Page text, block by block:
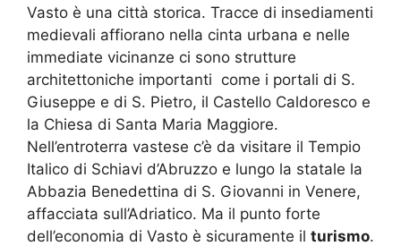
Vasto è una città storica. Tracce di insediamenti
medievali affiorano nella cinta urbana e nelle
immediate vicinanze ci sono strutture
architettoniche importanti come i portali di S.
Giuseppe e di S. Pietro, il Castello Caldoresco e
la Chiesa di Santa Maria Maggiore.
Nell’entroterra vastese c’è da visitare il Tempio
Italico di Schiavi d’Abruzzo e lungo la statale la
Abbazia Benedettina di S. Giovanni in Venere,
affacciata sull’Adriatico. Ma il punto forte
dell’economia di Vasto è sicuramente il turismo.